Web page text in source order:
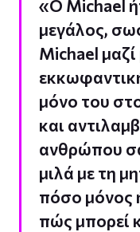
«Ο Michael
μεγάλος,
Michael μαζί
μόνο του
και
ανθρώπου
μιλά με τη
πόσο μόνος
πώς μπορεί